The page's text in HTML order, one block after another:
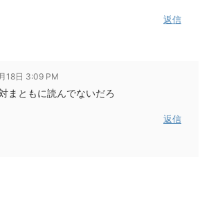
返信
18日 3:09 PM
まともに読んでないだろ
返信